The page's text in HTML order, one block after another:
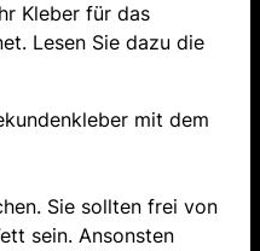
Kleber für das
Lesen Sie dazu die
mit dem
Sie sollten frei von
sein. Ansonsten